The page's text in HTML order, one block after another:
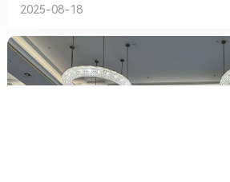
2025-08-18